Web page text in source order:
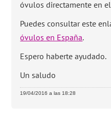
óvulos directamente en
Puedes consultar este
óvulos en España.
Espero haberte ayudado.
Un saludo
19/04/2016 a las 18:28